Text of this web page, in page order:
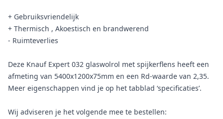
+ Gebruiksvriendelijk
+ Thermisch , Akoestisch en brandwerend
- Ruimteverlies
Deze Knauf Expert 032 glaswolrol met spijkerflens heeft een
afmeting van 5400x1200x75mm en een Rd-waarde van 2,35.
Meer eigenschappen vind je op het tabblad ‘specificaties’.
Wij adviseren je het volgende mee te bestellen: